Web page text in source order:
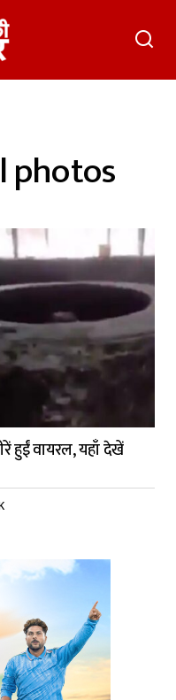
photos
हुईं वायरल, यहाँ देखें